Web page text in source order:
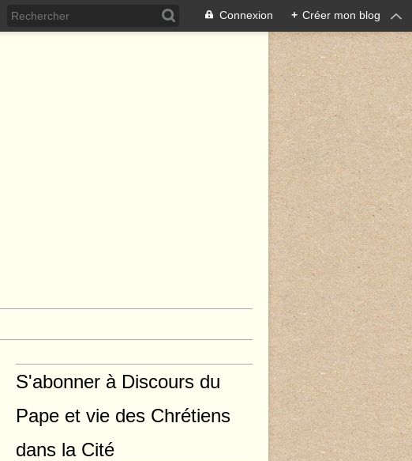
Connexion + Créer mon blog
S'abonner à Discours du
Pape et vie des Chrétiens
dans la Cité